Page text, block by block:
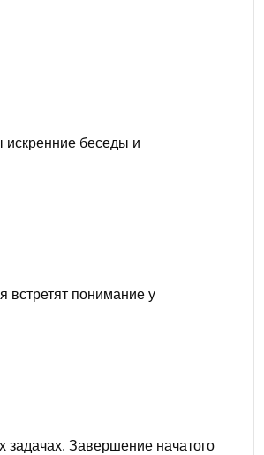
искренние беседы и
встретят понимание у
задачах. Завершение начатого